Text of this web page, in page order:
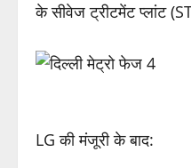
के सीवेज ट्रीटमेंट प्लांट
LG की मंजूरी के बाद: